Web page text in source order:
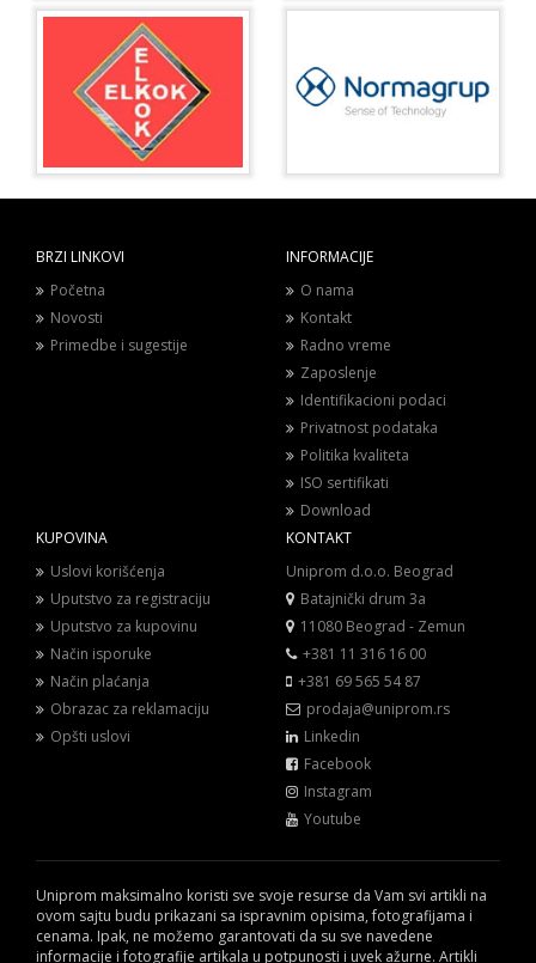
BRZI LINKOVI
Početna
Novosti
Primedbe i sugestije
INFORMACIJE
O nama
Kontakt
Radno vreme
Zaposlenje
Identifikacioni podaci
Privatnost podataka
Politika kvaliteta
ISO sertifikati
Download
KUPOVINA
Uslovi korišćenja
Uputstvo za registraciju
Uputstvo za kupovinu
Način isporuke
Način plaćanja
Obrazac za reklamaciju
Opšti uslovi
KONTAKT
Uniprom d.o.o. Beograd
Batajnički drum 3a
11080 Beograd - Zemun
+381 11 316 16 00
+381 69 565 54 87
prodaja@uniprom.rs
Linkedin
Facebook
Instagram
Youtube
Uniprom maksimalno koristi sve svoje resurse da Vam svi artikli na
ovom sajtu budu prikazani sa ispravnim opisima, fotografijama i
cenama. Ipak, ne možemo garantovati da su sve navedene
informacije i fotografije artikala u potpunosti i uvek ažurne. Artikli